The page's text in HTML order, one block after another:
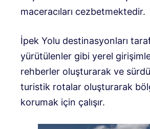
maceracıları cezbetmektedir.
İpek Yolu destinasyonları
yürütülenler gibi yerel
rehberler oluşturarak ve
turistik rotalar oluşturarak
korumak için çalışır.